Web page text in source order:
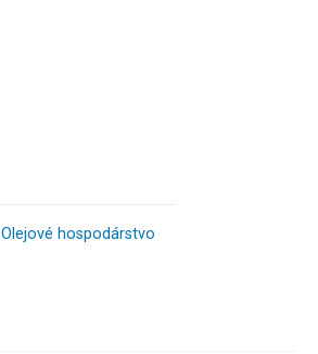
Olejové hospodárstvo